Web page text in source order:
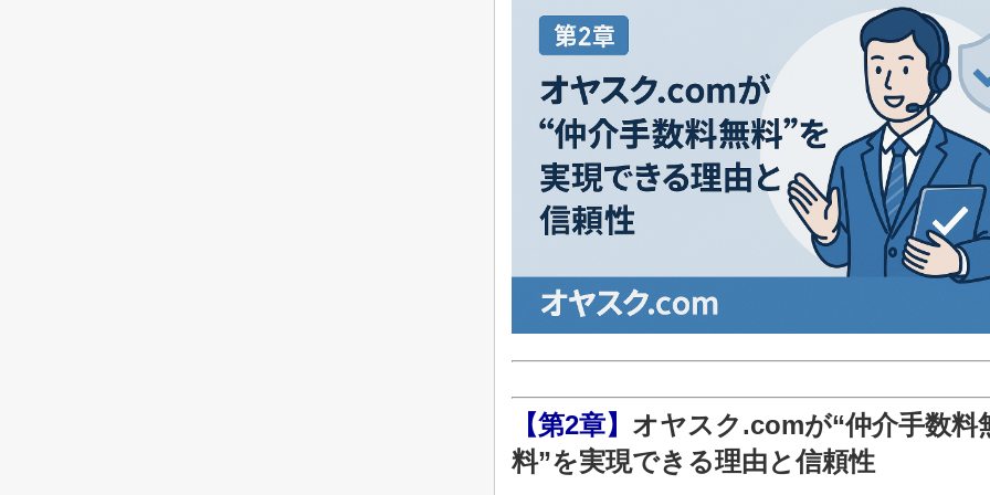
【第2章】 オヤスク.comが“仲介手数料
料”を実現できる理由と信頼性